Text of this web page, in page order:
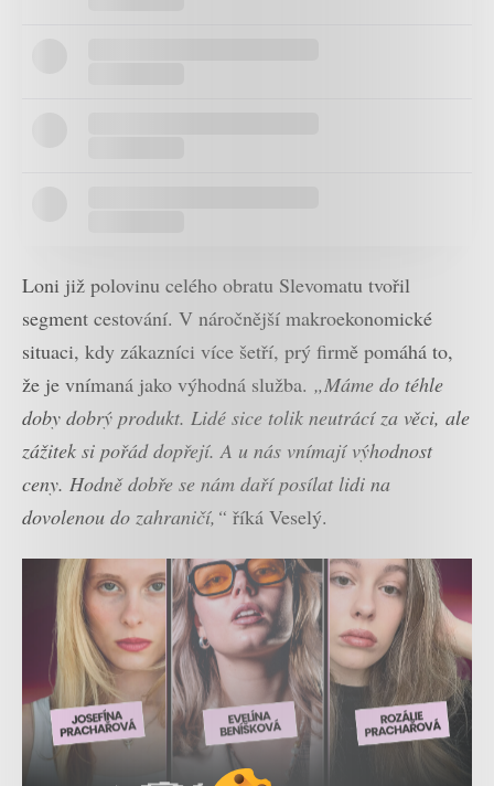
Loni již polovinu celého obratu Slevomatu tvořil
segment cestování. V náročnější makroekonomické
situaci, kdy zákazníci více šetří, prý firmě pomáhá to,
že je vnímaná jako výhodná služba. „Máme do téhle
doby dobrý produkt. Lidé sice tolik neutrácí za věci, ale
zážitek si pořád dopřejí. A u nás vnímají výhodnost
ceny. Hodně dobře se nám daří posílat lidi na
dovolenou do zahraničí,“ říká Veselý.